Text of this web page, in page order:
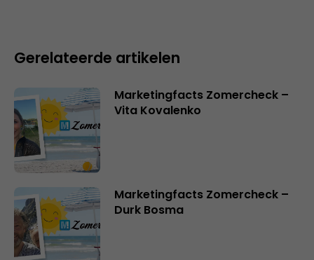
Gerelateerde artikelen
Marketingfacts Zomercheck –
Vita Kovalenko
Marketingfacts Zomercheck –
Durk Bosma